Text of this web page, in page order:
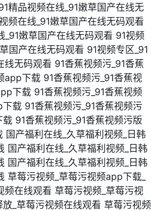
精品视频在线_91嫩草国产在线无
频在线_91嫩草国产在线无码观看
_91嫩草国产在线无码观看 91视频
国产在线无码观看 91视频专区_91
线无码观看 91香蕉视频污_91香蕉
app下载 91香蕉视频污_91香蕉视
下载 91香蕉视频污_91香蕉视频
下载 91香蕉视频污_91香蕉视频污
载 91香蕉视频污_91香蕉视频污版
国产福利在线_久草福利视频_日韩
国产福利在线_久草福利视频_日韩
国产福利在线_久草福利视频_日韩
草莓污视频_草莓污视频app下载_
频在线观看 草莓污视频_草莓污视
_草莓污视频在线观看 草莓污视频